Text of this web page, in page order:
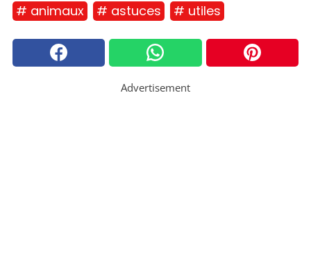
# animaux # astuces # utiles
Advertisement